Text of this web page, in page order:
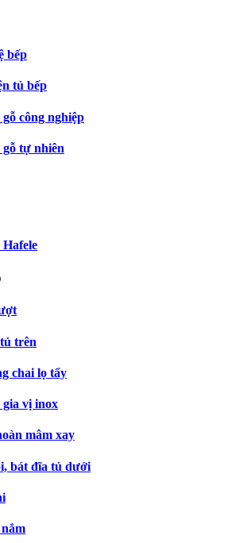
bếp
tủ bếp
công nghiệp
tự nhiên
trên
chai lọ tẩy
vị inox
mâm xay
bát đĩa tủ dưới